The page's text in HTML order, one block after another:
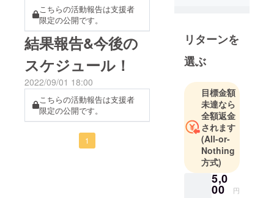
こちらの活動報告は支援者
限定の公開です。
結果報告&今後の
スケジュール！
2022/09/01 18:00
こちらの活動報告は支援者
限定の公開です。
1
間での接客
活動を行っ
ています！
リターンを
選ぶ
目標金額
未達なら
全額返金
されます
(All-or-
Nothing
方式)
5,0
00 円